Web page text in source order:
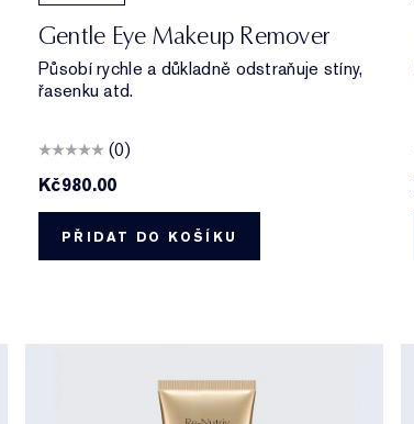
Gentle Eye Makeup Remover
Působí rychle a důkladně odstraňuje stíny,
řasenku atd.
(0)
Kč980.00
PŘIDAT DO KOŠÍKU